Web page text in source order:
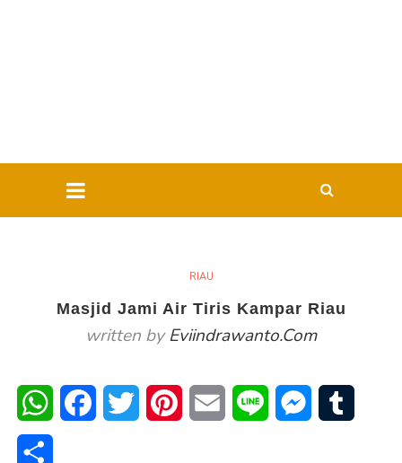
RIAU
Masjid Jami Air Tiris Kampar Riau
written byEviindrawanto.com
WhatsAppFacebookTwitter PinterestEmail Line Messenger